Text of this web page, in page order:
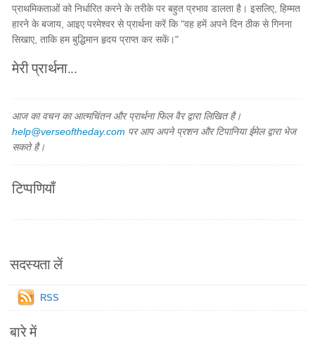
प्राथमिकताओं को निर्धारित करने के तरीके पर बहुत प्रभाव डालता है। इसलिए, हिम्मत
हारने के बजाय, आइए परमेश्वर से प्रार्थना करें कि "वह हमें अपने दिन ठीक से गिनना
सिखाए, ताकि हम बुद्धिमान हृदय प्राप्त कर सकें।"
मेरी प्रार्थना...
आज का वचन का आत्मचिंतन और प्रार्थना फिल वैर द्वारा लिखित है।
help@verseoftheday.com पर आप अपने प्रशन और टिपानिया ईमेल द्वारा भेज
सकते है।
टिप्पणियाँ
सदस्यता लें
RSS
बारे में